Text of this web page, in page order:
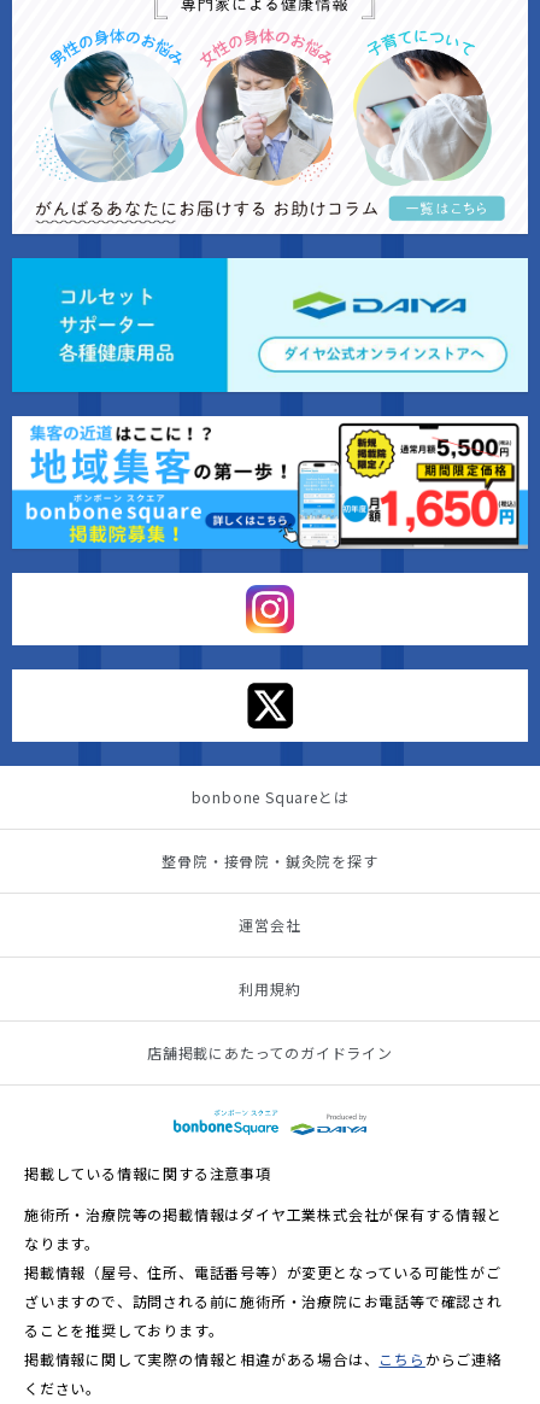
bonbone Squareとは
整骨院・接骨院・鍼灸院を探す
運営会社
利用規約
店舗掲載にあたってのガイドライン
掲載している情報に関する注意事項
施術所・治療院等の掲載情報はダイヤ工業株式会社が保有する情報と
なります。
掲載情報（屋号、住所、電話番号等）が変更となっている可能性がご
ざいますので、訪問される前に施術所・治療院にお電話等で確認され
ることを推奨しております。
掲載情報に関して実際の情報と相違がある場合は、 こちら からご連絡
ください。